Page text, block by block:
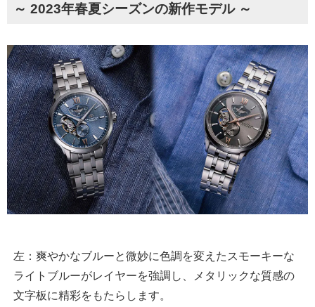
～ 2023年春夏シーズンの新作モデル ～
左：爽やかなブルーと微妙に色調を変えたスモーキーな
ライトブルーがレイヤーを強調し、メタリックな質感の
文字板に精彩をもたらします。